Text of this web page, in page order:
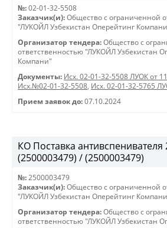
№: 02-01-32-5508
Заказчик(и): Общество с ограниченной
"ЛУКОЙЛ Узбекистан Оперейтинг
Организатор тендера: Общество с
ответственностью "ЛУКОЙЛ Узбекистан
Компани"
Документы: Исх. 02-01-32-5508 ЛУОК от
Исх.№02-01-32-5508, Исх. 02-01-32-5765
Прием заявок до: 07.10.2024
КО Поставка антивспенивателя
(2500003479) / (2500003479)
№: 2500003479
Заказчик(и): Общество с ограниченной
"ЛУКОЙЛ Узбекистан Оперейтинг
Организатор тендера: Общество с
ответственностью "ЛУКОЙЛ Узбекистан